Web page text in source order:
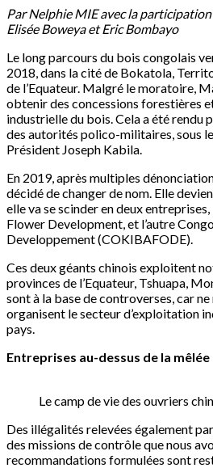
Par Nelphie MIE avec la
Elisée Boweya et Eric Bombayo
Le long parcours du bois congolais
2018, dans la cité de Bokatola,
de l’Equateur. Malgré le moratoire,
obtenir des concessions forestières
industrielle du bois. Cela a été rendu
des autorités polico-militaires, sous le
Président Joseph Kabila.
En 2019, après multiples
décidé de changer de nom. Elle
elle va se scinder en deux entreprises,
Flower Development, et l’autre
Developpement (COKIBAFODE).
Ces deux géants chinois exploitent
provinces de l’Equateur, Tshuapa,
sont à la base de controverses, car
organisent le secteur d’exploitation
pays.
Entreprises au-dessus de la mêlée
Le camp de vie des ouvriers
Des illégalités relevées également
des missions de contrôle que nous
recommandations formulées sont